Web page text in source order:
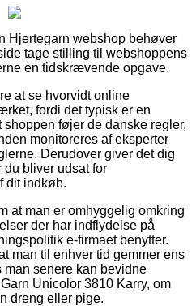
Hjertegarn webshop behøver
tage stilling til webshoppens
en tidskrævende opgave.
at se hvorvidt online
fordi det typisk er en
føjer de danske regler,
monitoreres af eksperter
Derudover giver det dig
du bliver udsat for
dit indkøb.
at man er omhyggelig omkring
der har indflydelse på
e-firmaet benytter.
man til enhver tid gemmer ens
man senere kan bevidne
Unicolor 3810 Karry, om
dreng eller pige.